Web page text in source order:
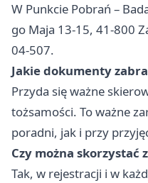
W Punkcie Pobrań –
go Maja 13-15, 41-800
04-507.
Jakie dokumenty
Przyda się ważne
tożsamości. To ważne
poradni, jak i przy
Czy można skorzystać
Tak, w rejestracji i w